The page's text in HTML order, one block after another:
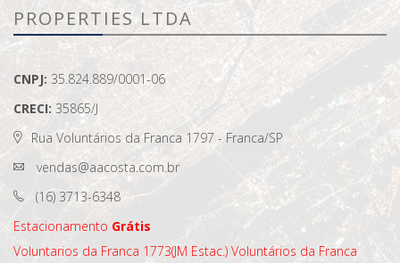
PROPERTIES LTDA
CNPJ: 35.824.889/0001-06
CRECI: 35865/J
Rua Voluntários da Franca 1797 - Franca/SP
vendas@aacosta.com.br
(16) 3713-6348
Estacionamento Grátis
Voluntarios da Franca 1773(JM Estac.) Voluntários da Franca